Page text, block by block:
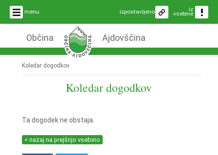
menu iz
vsebine
izpostavljeno
Občina Ajdovščina
Koledar dogodkov
Koledar dogodkov
Ta dogodek ne obstaja.
< nazaj na prejšnjo vsebino